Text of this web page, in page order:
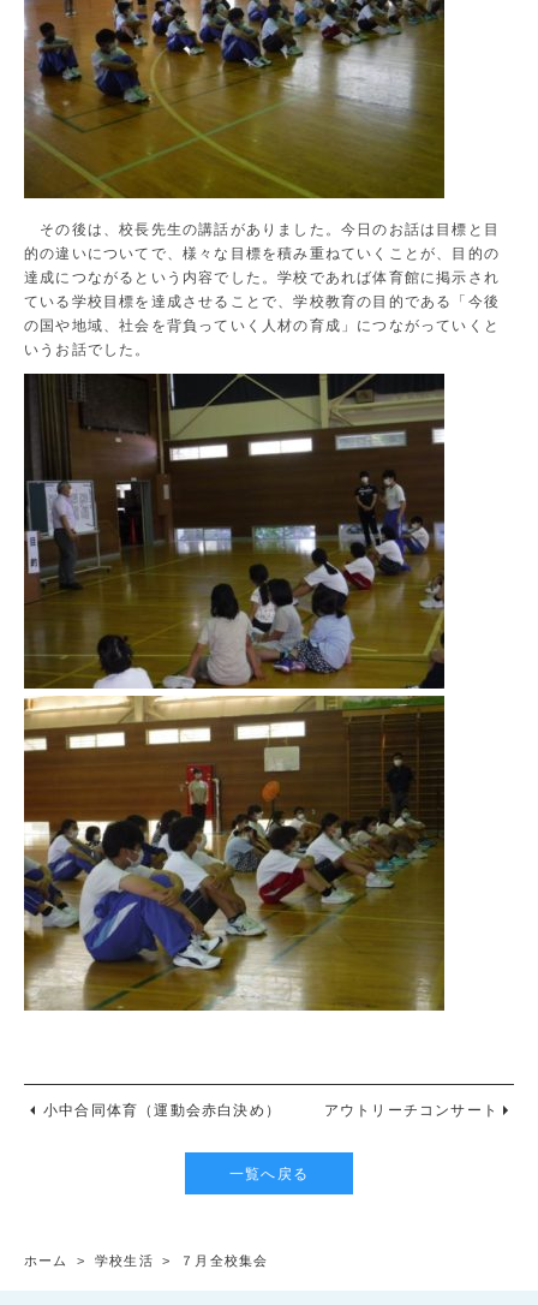
その後は、校長先生の講話がありました。今日のお話は目標と目
的の違いについてで、様々な目標を積み重ねていくことが、目的の
達成につながるという内容でした。学校であれば体育館に掲示され
ている学校目標を達成させることで、学校教育の目的である「今後
の国や地域、社会を背負っていく人材の育成」につながっていくと
いうお話でした。
小中合同体育（運動会赤白決め） アウトリーチコンサート
一覧へ戻る
ホーム > 学校生活 > ７月全校集会